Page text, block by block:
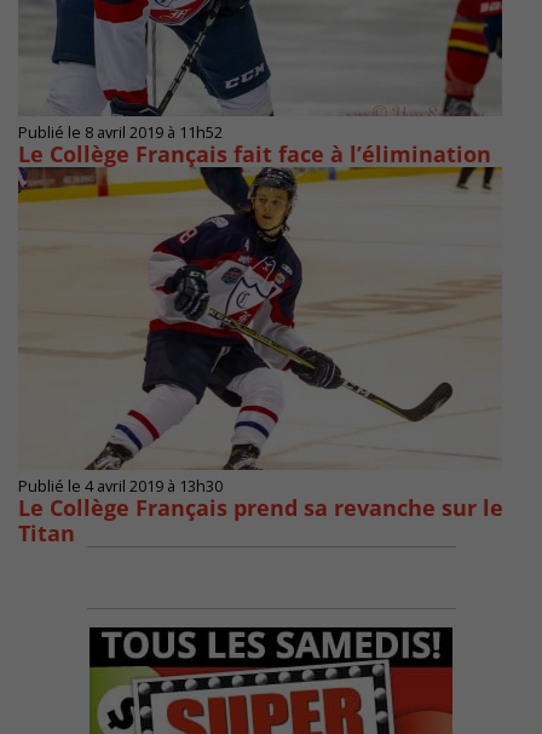
Publié le 8 avril 2019 à 11h52
Le Collège Français fait face à l’élimination
Publié le 4 avril 2019 à 13h30
Le Collège Français prend sa revanche sur le
Titan